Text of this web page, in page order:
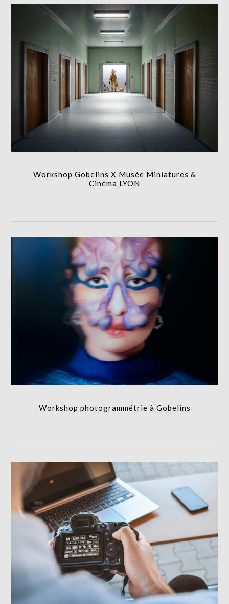
Workshop Gobelins X Musée Miniatures & Cinéma
LYON
FORMATION
Workshop Gobelins X Musée Miniatures &
Cinéma LYON
Workshop photogrammétrie à Gobelins
FORMATION
Workshop photogrammétrie à Gobelins
Formation à la prise de vue en studio
FORMATION